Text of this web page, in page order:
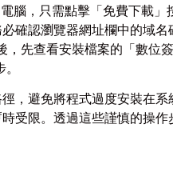
腦，只需點擊「免費下載」
確認瀏覽器網址欄中的域名
，先查看安裝檔案的「數位
，避免將程式過度安裝在系
受限。透過這些謹慎的操作